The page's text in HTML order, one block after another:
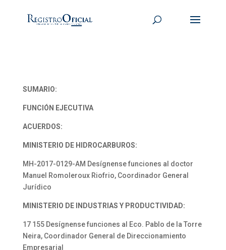
SUMARIO:
FUNCIÓN EJECUTIVA
ACUERDOS:
MINISTERIO DE HIDROCARBUROS:
MH-2017-0129-AM Desígnense funciones al doctor
Manuel Romoleroux Riofrio, Coordinador General
Jurídico
MINISTERIO DE INDUSTRIAS Y PRODUCTIVIDAD:
17 155 Desígnense funciones al Eco. Pablo de la Torre
Neira, Coordinador General de Direccionamiento
Empresarial